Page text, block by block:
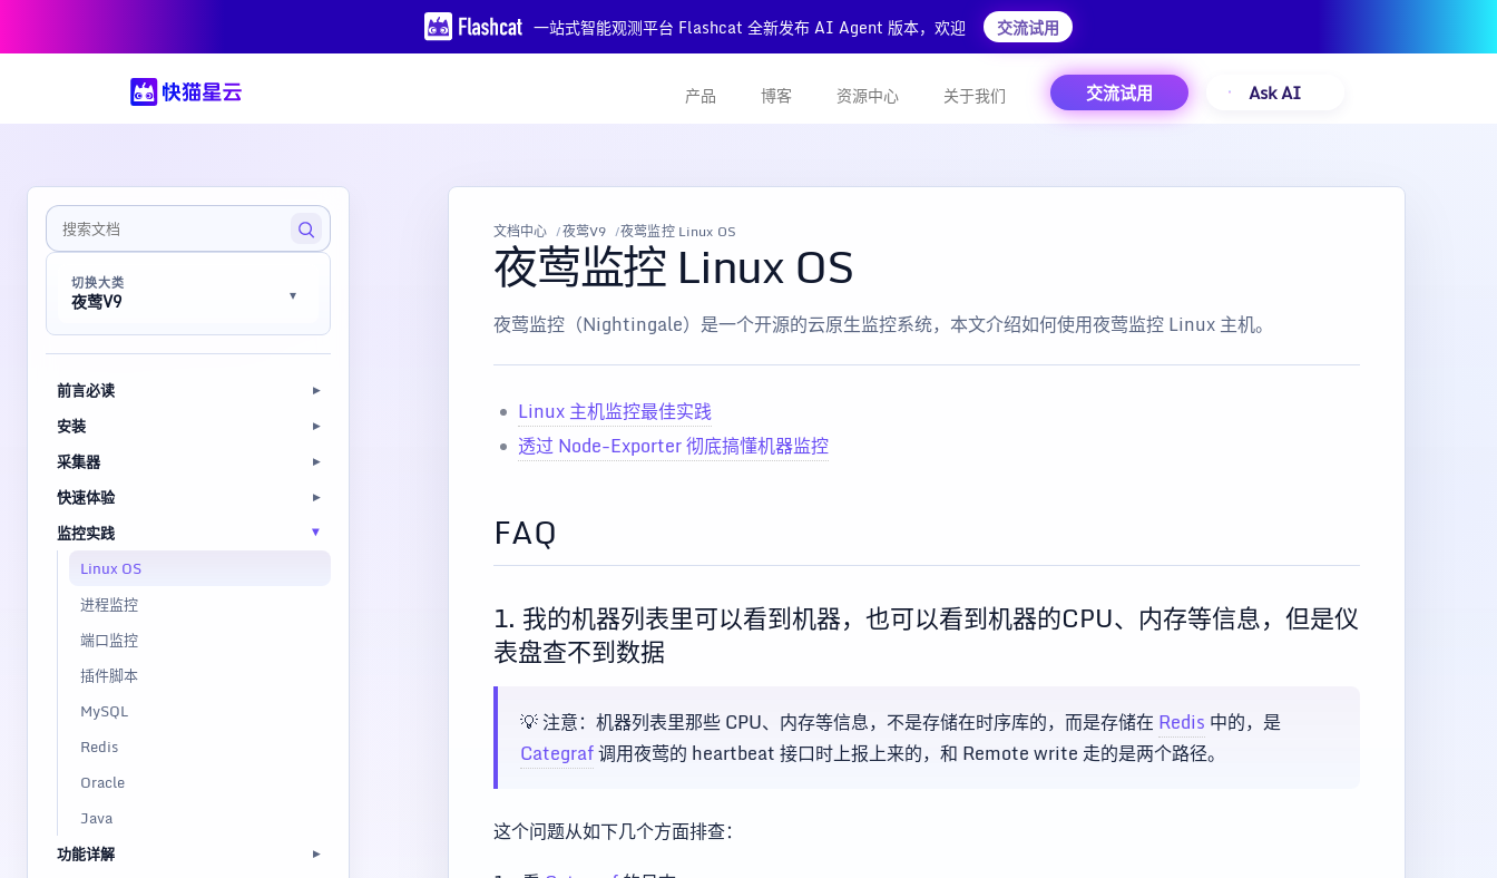
一站式智能观测平台 Flashcat 全新发布 AI Agent 版本，欢迎 交流试用
产品 博客 资源中心 关于我们 交流试用 Ask AI
切换大类
夜莺V9
前言必读
安装
采集器
快速体验
监控实践
Linux OS
进程监控
端口监控
插件脚本
MySQL
Redis
Oracle
Java
功能详解
文档中心 夜莺V9 夜莺监控 Linux OS
夜莺监控 Linux OS
夜莺监控（Nightingale）是一个开源的云原生监控系统，本文介绍如何使用夜莺监控 Linux 主机。
Linux 主机监控最佳实践
透过 Node-Exporter 彻底搞懂机器监控
FAQ
1. 我的机器列表里可以看到机器，也可以看到机器的CPU、内存等信息，但是仪
表盘查不到数据
💡 注意：机器列表里那些 CPU、内存等信息，不是存储在时序库的，而是存储在 Redis 中的，是
Categraf调用夜莺的 heartbeat 接口时上报上来的，和 Remote write 走的是两个路径。
这个问题从如下几个方面排查：